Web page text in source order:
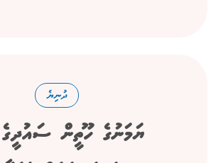
ދުނިޔެ
ޔަމަނުގެ ހޫތީން